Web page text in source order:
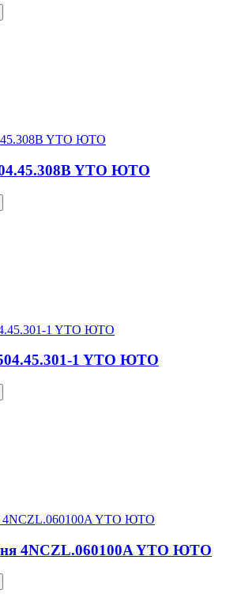
YTO ЮТО
1 YTO ЮТО
4NCZL.060100A YTO ЮТО